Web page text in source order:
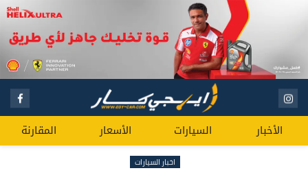
الأخبار السيارات الأسعار المقارنة
اخبار السيارات